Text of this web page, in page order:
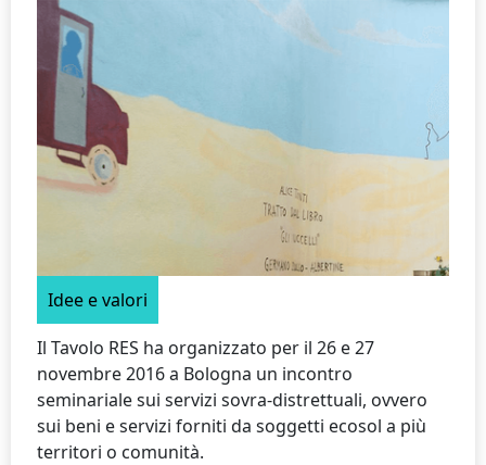
Idee e valori
Il Tavolo RES ha organizzato per il 26 e 27
novembre 2016 a Bologna un incontro
seminariale sui servizi sovra-distrettuali, ovvero
sui beni e servizi forniti da soggetti ecosol a più
territori o comunità.